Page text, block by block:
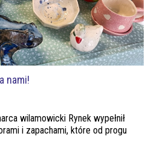
nami!
wilamowicki Rynek wypełnił
i zapachami, które od progu